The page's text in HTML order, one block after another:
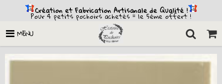
Création et Fabrication Artisanale de Qualité !
Pour 4 petits pochoirs achetés = le 5ème offert !
MENU